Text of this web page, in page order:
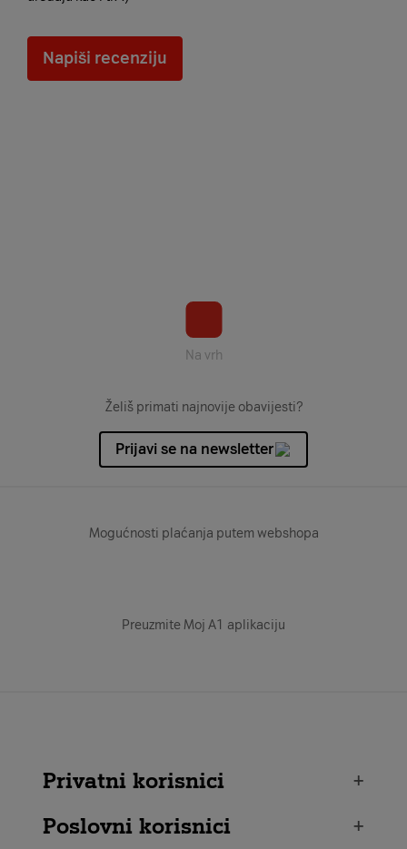
Napiši recenziju
Na vrh
Želiš primati najnovije obavijesti?
Prijavi se na newsletter
Mogućnosti plaćanja putem webshopa
Preuzmite Moj A1 aplikaciju
Privatni korisnici
+
Poslovni korisnici
+